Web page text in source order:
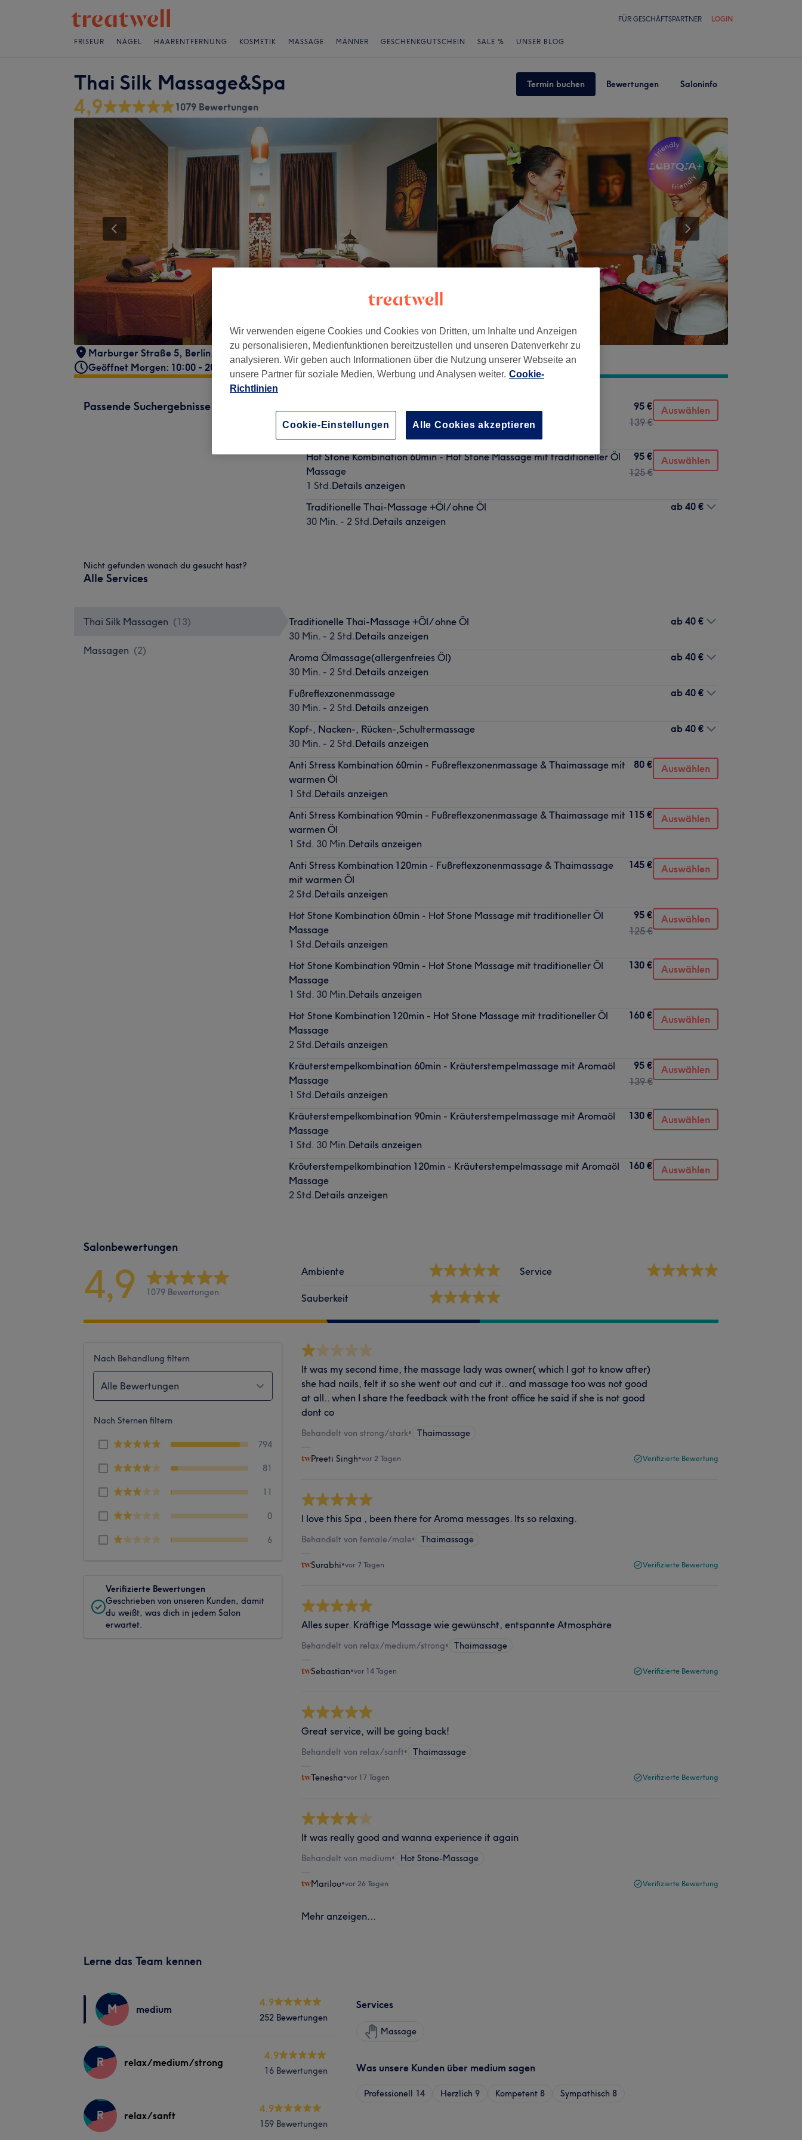
FÜR GESCHÄFTSPARTNER LOGIN
FRISEUR NÄGEL HAARENTFERNUNG KOSMETIK MASSAGE MÄNNER GESCHENKGUTSCHEIN SALE % UNSER BLOG
Thai Silk Massage&Spa Termin buchen Bewertungen Saloninfo
4,9 1079 Bewertungen
Marburger Straße 5, Berlin
10789
Geöffnet Morgen: 10:00 - 20:00
Passende Suchergebnisse
Aromaöl Massage
95 €
139 €
Auswählen
Hot Stone Kombination 60min - Hot Stone Massage mit traditioneller Öl
Massage
1 Std.Details anzeigen
95 €
125 €
Auswählen
Traditionelle Thai-Massage +Öl/ ohne Öl
30 Min. - 2 Std.Details anzeigen
ab 40 €
Nicht gefunden wonach du gesucht hast?
Alle Services
Thai Silk Massagen (13)
Massagen (2)
Traditionelle Thai-Massage +Öl/ ohne Öl
30 Min. - 2 Std.Details anzeigen
ab 40 €
Aroma Ölmassage(allergenfreies Öl)
30 Min. - 2 Std.Details anzeigen
ab 40 €
Fußreflexzonenmassage
30 Min. - 2 Std.Details anzeigen
ab 40 €
Kopf-, Nacken-, Rücken-,Schultermassage
30 Min. - 2 Std.Details anzeigen
ab 40 €
Anti Stress Kombination 60min - Fußreflexzonenmassage & Thaimassage mit
warmen Öl
1 Std.Details anzeigen
80 € Auswählen
Anti Stress Kombination 90min - Fußreflexzonenmassage & Thaimassage mit
warmen Öl
1 Std. 30 Min.Details anzeigen
115 € Auswählen
Anti Stress Kombination 120min - Fußreflexzonenmassage & Thaimassage
mit warmen Öl
2 Std.Details anzeigen
145 € Auswählen
Hot Stone Kombination 60min - Hot Stone Massage mit traditioneller Öl
Massage
1 Std.Details anzeigen
95 €
125 €
Auswählen
Hot Stone Kombination 90min - Hot Stone Massage mit traditioneller Öl
Massage
1 Std. 30 Min.Details anzeigen
130 € Auswählen
Hot Stone Kombination 120min - Hot Stone Massage mit traditioneller Öl
Massage
2 Std.Details anzeigen
160 € Auswählen
Kräuterstempelkombination 60min - Kräuterstempelmassage mit Aromaöl
Massage
1 Std.Details anzeigen
95 €
139 €
Auswählen
Kräuterstempelkombination 90min - Kräuterstempelmassage mit Aromaöl
Massage
1 Std. 30 Min.Details anzeigen
130 € Auswählen
Kröuterstempelkombination 120min - Kräuterstempelmassage mit Aromaöl
Massage
2 Std.Details anzeigen
160 € Auswählen
Salonbewertungen
4,9 1079 Bewertungen
Ambiente
Sauberkeit
Service
Nach Behandlung filtern
Alle Bewertungen
Nach Sternen filtern
794
81
11
0
6
Verifizierte Bewertungen
Geschrieben von unseren Kunden, damit
du weißt, was dich in jedem Salon
erwartet.
It was my second time, the massage lady was owner( which I got to know after)
she had nails, felt it so she went out and cut it.. and massage too was not good
at all.. when I share the feedback with the front office he said if she is not good
dont co
Behandelt von strong/stark• Thaimassage
Preeti Singh•vor 2 Tagen Verifizierte Bewertung
I love this Spa , been there for Aroma messages. Its so relaxing.
Behandelt von female/male• Thaimassage
Surabhi•vor 7 Tagen Verifizierte Bewertung
Alles super. Kräftige Massage wie gewünscht, entspannte Atmosphäre
Behandelt von relax/medium/strong• Thaimassage
Sebastian•vor 14 Tagen Verifizierte Bewertung
Great service, will be going back!
Behandelt von relax/sanft• Thaimassage
Tenesha•vor 17 Tagen Verifizierte Bewertung
It was really good and wanna experience it again
Behandelt von medium• Hot Stone-Massage
Marilou•vor 26 Tagen Verifizierte Bewertung
Mehr anzeigen...
Lerne das Team kennen
M medium
4.9
252 Bewertungen
R relax/medium/strong
4.9
16 Bewertungen
R relax/sanft
4.9
159 Bewertungen
Services
Massage
Was unsere Kunden über medium sagen
Professionell 14 Herzlich 9 Kompetent 8 Sympathisch 8
Wir verwenden eigene Cookies und Cookies von Dritten, um Inhalte und Anzeigen
zu personalisieren, Medienfunktionen bereitzustellen und unseren Datenverkehr zu
analysieren. Wir geben auch Informationen über die Nutzung unserer Webseite an
unsere Partner für soziale Medien, Werbung und Analysen weiter. Cookie-
Richtlinien
Cookie-Einstellungen Alle Cookies akzeptieren